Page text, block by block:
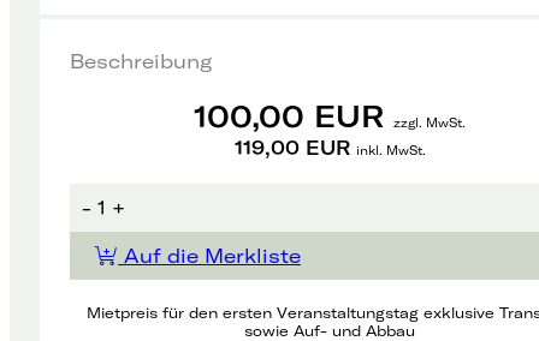
Beschreibung
100,00 EUR zzgl. MwSt.
119,00 EUR inkl. MwSt.
- 1 +
Auf die Merkliste
Mietpreis für den ersten Veranstaltungstag exklusive
sowie Auf- und Abbau